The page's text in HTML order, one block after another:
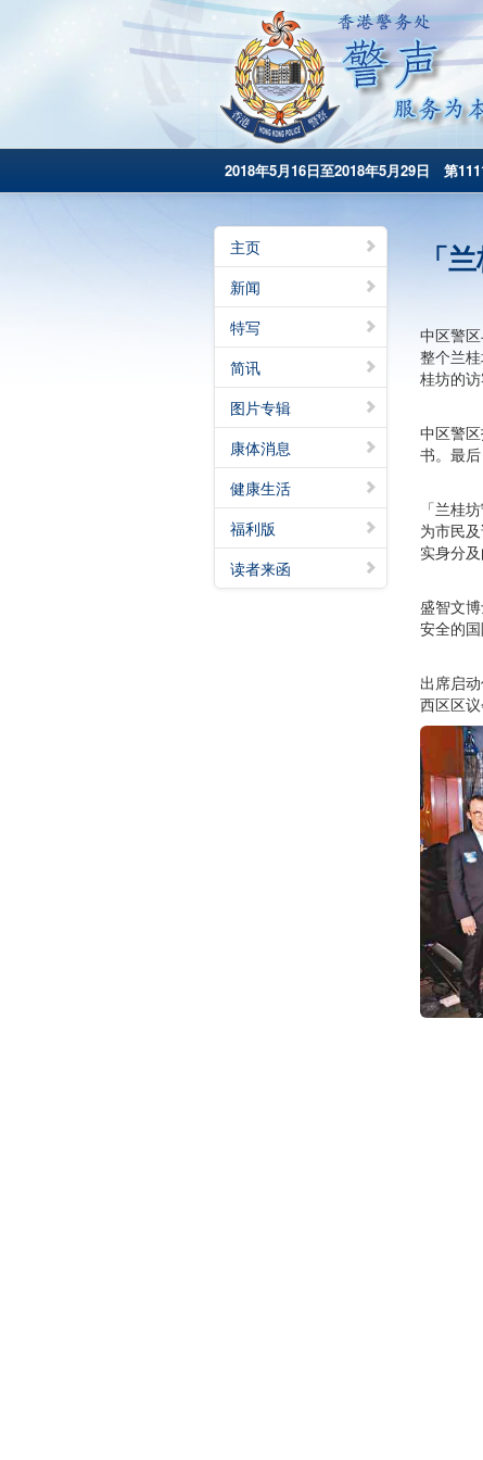
2018年5月16日至2018年5月29日 第
主页
新闻
特写
简讯
图片专辑
康体消息
健康生活
福利版
读者来函
「
中区警
整个兰
桂坊的
中区警
书。最
「兰桂
为市民
实身分
盛智文
安全的国
出席启
西区区